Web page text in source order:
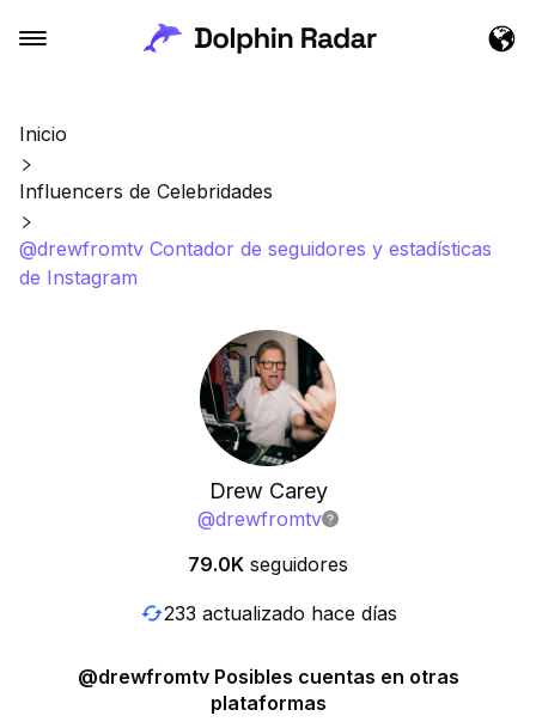
Inicio
Influencers de Celebridades
@drewfromtv Contador de seguidores y estadísticas
de Instagram
Drew Carey
@drewfromtv
79.0K seguidores
233 actualizado hace días
@drewfromtv Posibles cuentas en otras
plataformas